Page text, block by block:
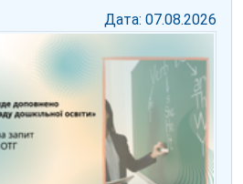
Дата: 07.08.2026